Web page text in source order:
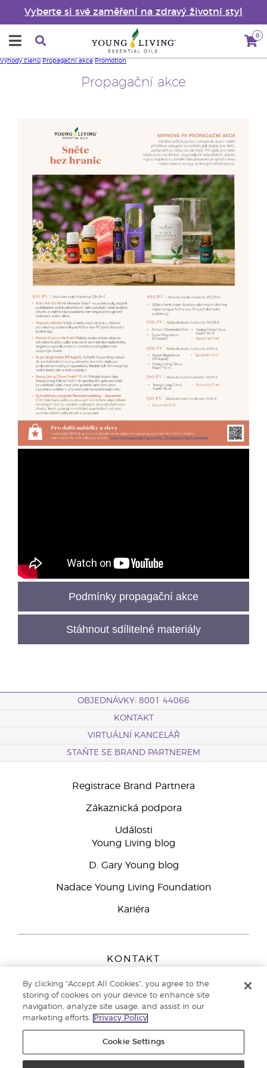
Vyberte si své zaměření na zdravý životní styl
0
Propagační akce
Výhody členů Propagační akce Promotion
Podmínky propagační akce
Stáhnout sdílitelné materiály
OBJEDNÁVKY: 8001 44066
KONTAKT
VIRTUÁLNÍ KANCELÁŘ
STAŇTE SE BRAND PARTNEREM
Registrace Brand Partnera
Zákaznická podpora
Události
Young Living blog
D. Gary Young blog
Nadace Young Living Foundation
Kariéra
KONTAKT
Peizerweg 97
9727 AJ Groningen
Netherlands
Zákaznická podpora800 144 066
By clicking “Accept All Cookies”, you agree to the
storing of cookies on your device to enhance site
navigation, analyze site usage, and assist in our
marketing efforts.
Privacy Policy
Cookie Settings